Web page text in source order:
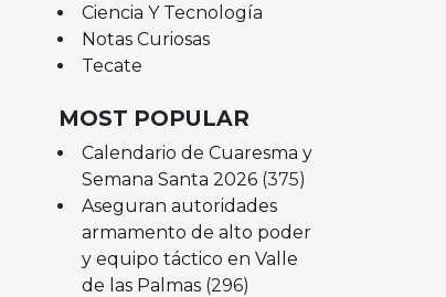
Ciencia Y Tecnología
Notas Curiosas
Tecate
MOST POPULAR
Calendario de Cuaresma y
Semana Santa 2026 (375)
Aseguran autoridades
armamento de alto poder
y equipo táctico en Valle
de las Palmas (296)